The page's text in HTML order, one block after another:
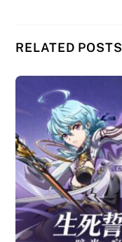
RELATED POSTS